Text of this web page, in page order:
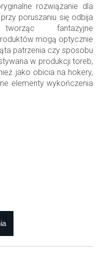
rozwiązanie dla
poruszaniu się odbija
fantazyjne
mogą optycznie
patrzenia czy sposobu
w produkcji toreb,
jako obicia na hokery,
elementy wykończenia